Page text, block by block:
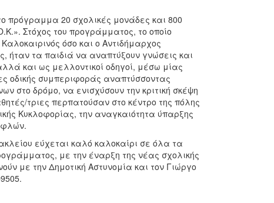
πρόγραμμα 20 σχολικές μονάδες και 800
Στόχος του προγράμματος, το οποίο
όσο και ο Αντιδήμαρχος
ήταν τα παιδιά να αναπτύξουν γνώσεις και
και ως μελλοντικοί οδηγοί, μέσω μίας
οδικής συμπεριφοράς αναπτύσσοντας
στο δρόμο, να ενισχύσουν την κριτική σκέψη
τριες περπατούσαν στο κέντρο της πόλης
Κυκλοφορίας, την αναγκαιότητα ύπαρξης
εύχεται καλό καλοκαίρι σε όλα τα
με την έναρξη της νέας σχολικής
με την Δημοτική Αστυνομία και τον Γιώργο